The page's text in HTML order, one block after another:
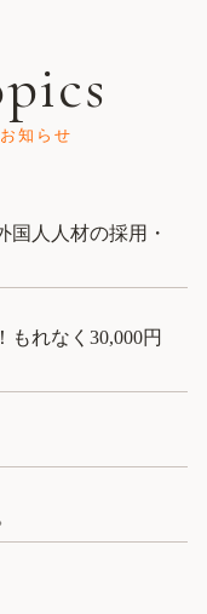
知らせ
国人人材の採用・
れなく30,000円